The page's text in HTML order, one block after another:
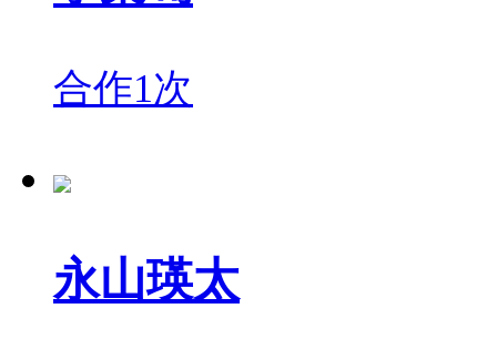
合作1次
永山瑛太